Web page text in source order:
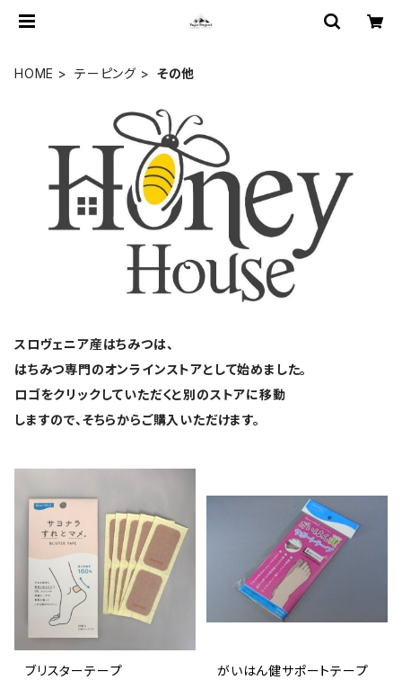
HOME テーピング その他
スロヴェニア産はちみつは、
はちみつ専門のオンラインストアとして始めました。
ロゴをクリックしていただくと別のストアに移動
しますので、そちらからご購入いただけます。
ブリスターテープ
がいはん健サポートテープ